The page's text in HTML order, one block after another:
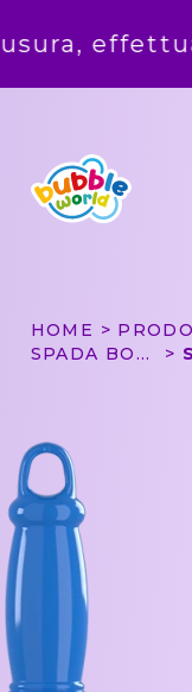
entro
HOME
SPADA BOLLE